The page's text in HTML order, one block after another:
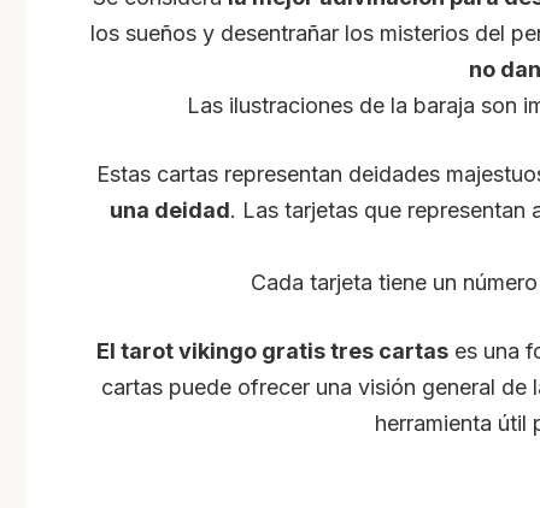
los sueños y desentrañar los misterios del
no
Las ilustraciones de la baraja son
Estas cartas representan deidades
una deidad. Las tarjetas que
Cada tarjeta tiene un
El tarot vikingo gratis tres cartas es una
cartas puede ofrecer una visión general
herramienta útil